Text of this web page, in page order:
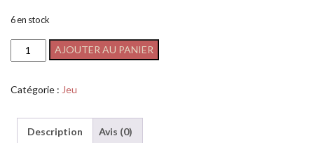
6 en stock
AJOUTER AU PANIER
Catégorie : Jeu
Description Avis (0)